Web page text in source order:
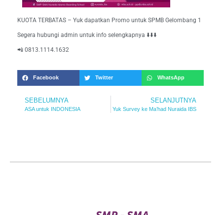
KUOTA TERBATAS – Yuk dapatkan Promo untuk SPMB Gelombang 1
Segera hubungi admin untuk info selengkapnya ⬇️⬇️⬇️
📲 0813.1114.1632
Facebook Twitter WhatsApp
SEBELUMNYA
ASA untuk INDONESIA
SELANJUTNYA
Yuk Survey ke Ma’had Nuraida IBS